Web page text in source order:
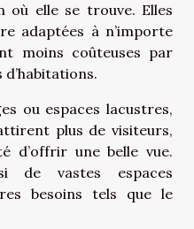
où elle se trouve. Elles
adaptées à n’importe
moins coûteuses par
ou espaces lacustres,
plus de visiteurs,
d’offrir une belle vue.
de vastes espaces
besoins tels que le